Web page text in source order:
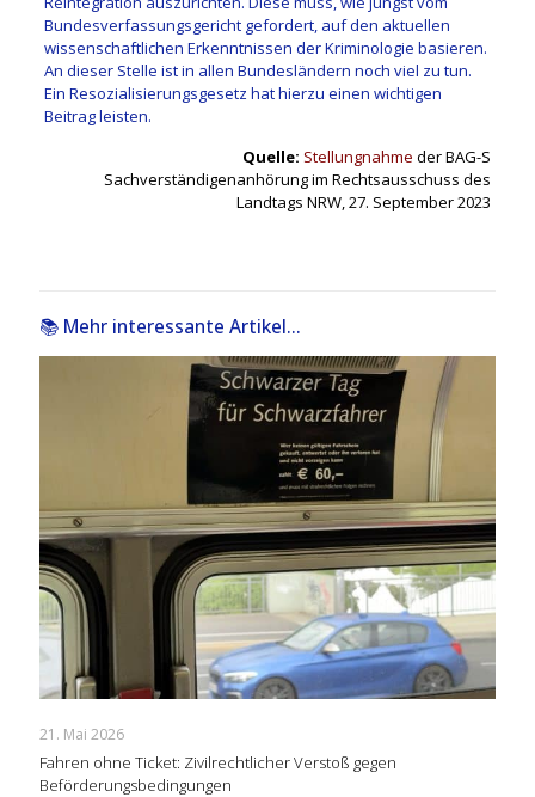
Bundesverfassungsgericht gefordert, auf den aktuellen
wissenschaftlichen Erkenntnissen der Kriminologie basieren.
An dieser Stelle ist in allen Bundesländern noch viel zu tun.
Ein Resozialisierungsgesetz hat hierzu einen wichtigen
Beitrag leisten.
Quelle: Stellungnahme der BAG-S
Sachverständigenanhörung im Rechtsausschuss des
Landtags NRW, 27. September 2023
📚 Mehr interessante Artikel...
21. Mai 2026
Fahren ohne Ticket: Zivilrechtlicher Verstoß gegen
Beförderungsbedingungen